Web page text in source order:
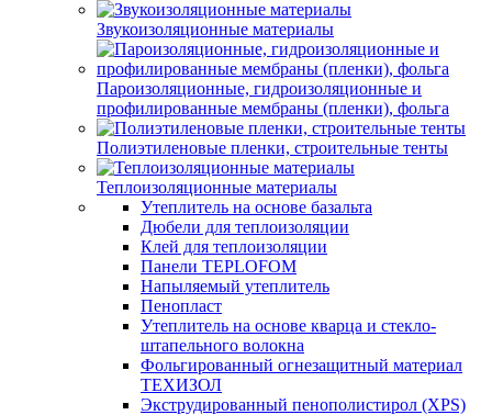
Звукоизоляционные материалы
Пароизоляционные, гидроизоляционные и
профилированные мембраны (пленки), фольга
Полиэтиленовые пленки, строительные тенты
Теплоизоляционные материалы
Утеплитель на основе базальта
Дюбели для теплоизоляции
Клей для теплоизоляции
Панели TEPLOFOM
Напыляемый утеплитель
Пенопласт
Утеплитель на основе кварца и стекло-
штапельного волокна
Фольгированный огнезащитный материал
ТЕХИЗОЛ
Экструдированный пенополистирол (XPS)